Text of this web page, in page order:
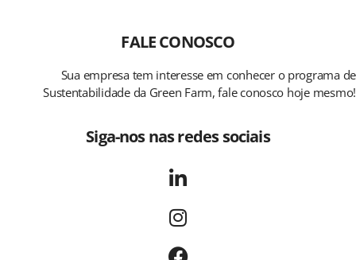
FALE CONOSCO
Sua empresa tem interesse em conhecer o programa de
Sustentabilidade da Green Farm, fale conosco hoje mesmo!
Siga-nos nas redes sociais